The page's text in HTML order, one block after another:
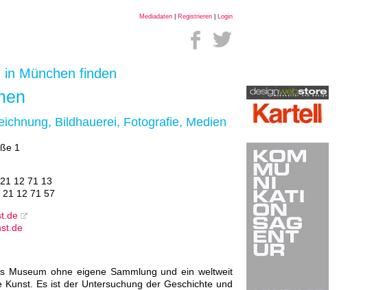
Mediadaten| Registrieren| Login
München finden
Bildhauerei, Fotografie, Medien
1
12 71 13
12 71 57
Museum ohne eigene Sammlung und ein weltweit
Es ist der Untersuchung der Geschichte und